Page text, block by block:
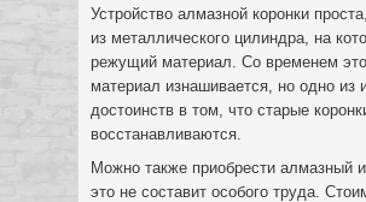
Устройство алмазной коронки
из металлического цилиндра, на
режущий материал. Со временем
материал изнашивается, но одно из
достоинств в том, что старые
восстанавливаются.
Можно также приобрести алмазный
это не составит особого труда.